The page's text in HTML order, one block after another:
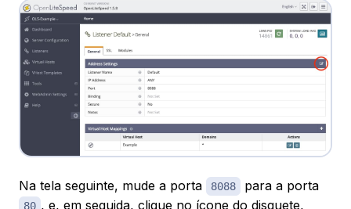
Na tela seguinte, mude a porta 8088 para a porta
80 , e, em seguida, clique no ícone do disquete,